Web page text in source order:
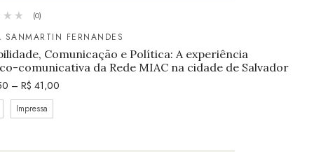
(0)
SANMARTIN FERNANDES
Comunicação e Política: A experiência
comunicativa da Rede MIAC na cidade de Salvador
– R$ 41,00
Impressa